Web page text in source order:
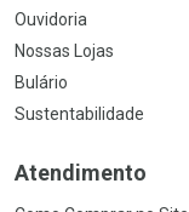
Ouvidoria
Nossas Lojas
Bulário
Sustentabilidade
Atendimento